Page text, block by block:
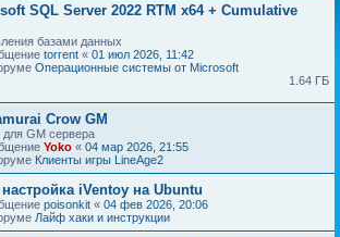
SQL Server 2022 RTM x64 + Cumulative
базами данных
torrent « 01 июл 2026, 11:42
Операционные системы от Microsoft
1.64 ГБ
Crow GM
для GM сервера
Yoko « 04 мар 2026, 21:55
Клиенты игры LineAge2
iVentoy на Ubuntu
poisonkit « 04 фев 2026, 20:06
Лайф хаки и инструкции